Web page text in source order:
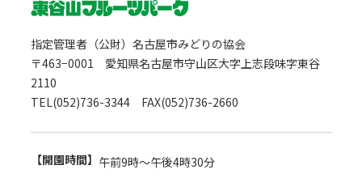
指定管理者（公財）名古屋市みどりの協会
〒463−0001 愛知県名古屋市守山区大字上志段味字東谷
2110
TEL(052)736-3344 FAX(052)736-2660
【開園時間】 午前9時～午後4時30分